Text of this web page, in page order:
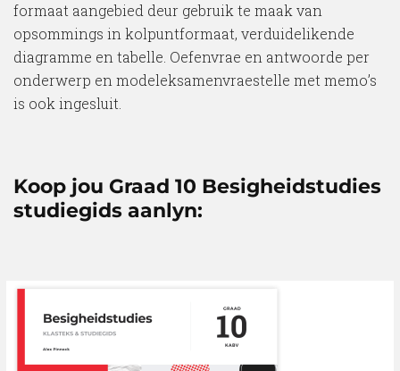
formaat aangebied deur gebruik te maak van
opsommings in kolpuntformaat, verduidelikende
diagramme en tabelle. Oefenvrae en antwoorde per
onderwerp en modeleksamenvraestelle met memo’s
is ook ingesluit.
Koop jou Graad 10 Besigheidstudies
studiegids aanlyn: